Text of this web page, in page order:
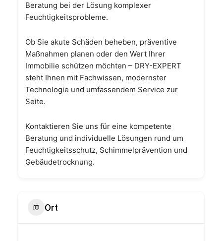
Beratung bei der Lösung komplexer
Feuchtigkeitsprobleme.
Ob Sie akute Schäden beheben, präventive
Maßnahmen planen oder den Wert Ihrer
Immobilie schützen möchten – DRY-EXPERT
steht Ihnen mit Fachwissen, modernster
Technologie und umfassendem Service zur
Seite.
Kontaktieren Sie uns für eine kompetente
Beratung und individuelle Lösungen rund um
Feuchtigkeitsschutz, Schimmelprävention und
Gebäudetrocknung.
Ort